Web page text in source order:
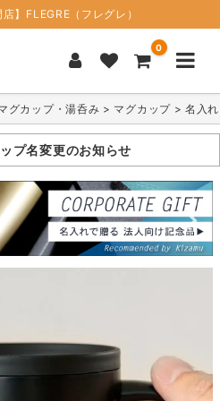
】FLEGRE（フレグレ）
0
グカップ・湯呑み マグカップ 名入
ップ名変更のお知らせ